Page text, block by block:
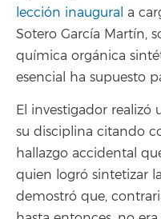
lección inaugural a
Sotero García Martín,
química orgánica
esencial ha supuesto
El investigador realizó
su disciplina citando
hallazgo accidental
quien logró sintetizar
demostró que,